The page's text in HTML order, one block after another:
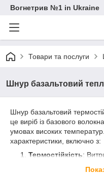
Вогнетрив №1 in Ukraine
Товари та послуги
Шнур базальтовий
Шнур базальтовий
це виріб із базового
умовах високих
характеристики, включно з:
Термостійкість: